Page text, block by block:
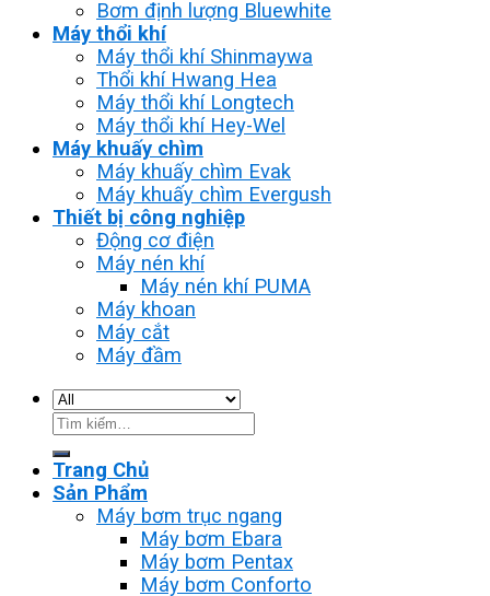
Bơm định lượng Bluewhite
Máy thổi khí
Máy thổi khí Shinmaywa
Thổi khí Hwang Hea
Máy thổi khí Longtech
Máy thổi khí Hey-Wel
Máy khuấy chìm
Máy khuấy chìm Evak
Máy khuấy chìm Evergush
Thiết bị công nghiệp
Động cơ điện
Máy nén khí
Máy nén khí PUMA
Máy khoan
Máy cắt
Máy đầm
Tìm
Trang Chủ
Sản Phẩm
Máy bơm trục ngang
Máy bơm Ebara
Máy bơm Pentax
Máy bơm Conforto